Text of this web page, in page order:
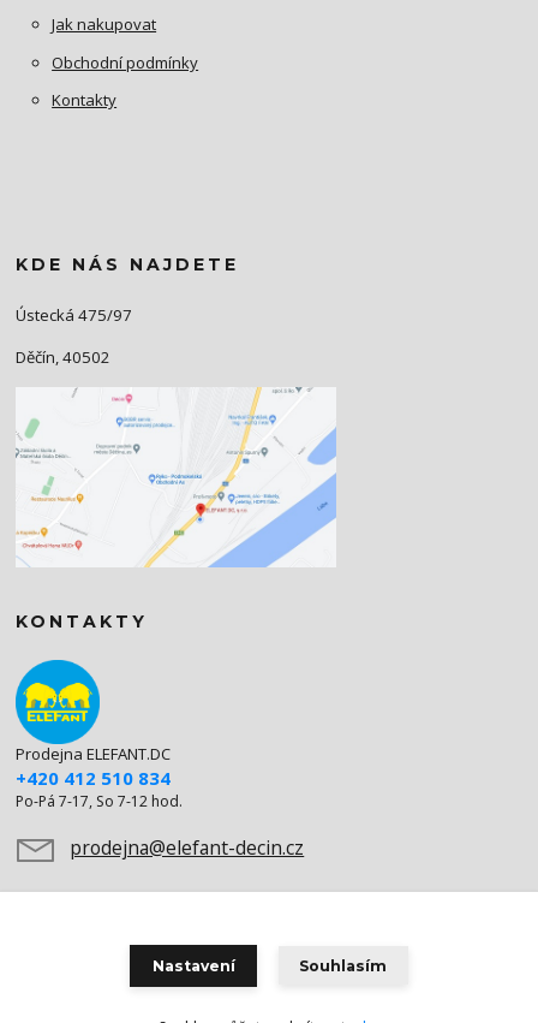
Jak nakupovat
Obchodní podmínky
Kontakty
KDE NÁS NAJDETE
Ústecká 475/97
Děčín, 40502
KONTAKTY
Prodejna ELEFANT.DC
+420 412 510 834
Po-Pá 7-17, So 7-12 hod.
prodejna@elefant-decin.cz
Nastavení Souhlasím